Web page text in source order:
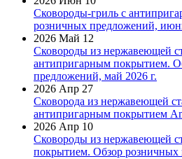
Сковороды-гриль с
розничных предложений,
2026 Май 12
Сковороды из нержавеющей
антипригарным покрытием.
предложений, май 2026 г.
2026 Апр 27
Сковорода из нержавеющей
антипригарным покрытием
2026 Апр 10
Сковороды из нержавеющей
покрытием. Обзор розничных